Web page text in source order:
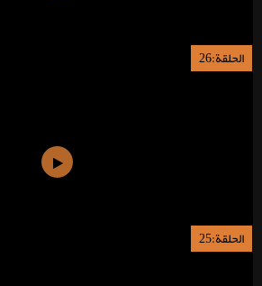
الحلقة:26
الحلقة:25